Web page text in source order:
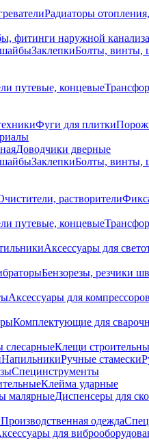
Радиаторы
фитинги наружной
ЗаклепкиБолты, винты,
путевые, концевые
Фуги для плитки
Доводчики дверные
ЗаклепкиБолты, винты,
растворители
путевые, концевые
Аксессуары для
Бензорезы, резчики
Аксессуары для
Комплектующие для
Клещи
НапильникиРучные стамески
Специнструменты
Клейма ударные
малярныеДиспенсеры для
Производственная одежда
для